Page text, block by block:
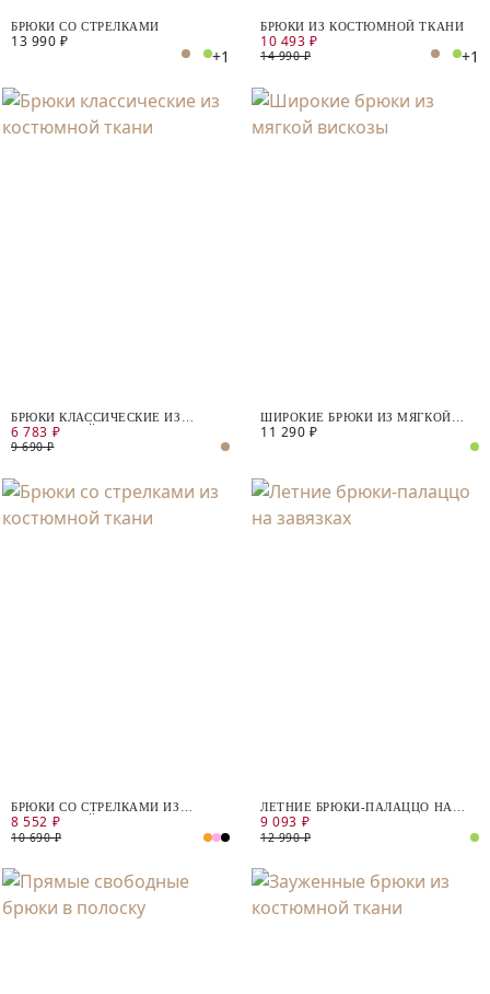
БРЮКИ СО СТРЕЛКАМИ
13 990 ₽
+1
БРЮКИ ИЗ КОСТЮМНОЙ ТКАНИ
10 493 ₽
14 990 ₽ +1
БРЮКИ КЛАССИЧЕСКИЕ ИЗ
КОСТЮМНОЙ ТКАНИ
6 783 ₽
9 690 ₽
ШИРОКИЕ БРЮКИ ИЗ МЯГКОЙ
ВИСКОЗЫ
11 290 ₽
БРЮКИ СО СТРЕЛКАМИ ИЗ
КОСТЮМНОЙ ТКАНИ
8 552 ₽
10 690 ₽
ЛЕТНИЕ БРЮКИ-ПАЛАЦЦО НА
ЗАВЯЗКАХ
9 093 ₽
12 990 ₽